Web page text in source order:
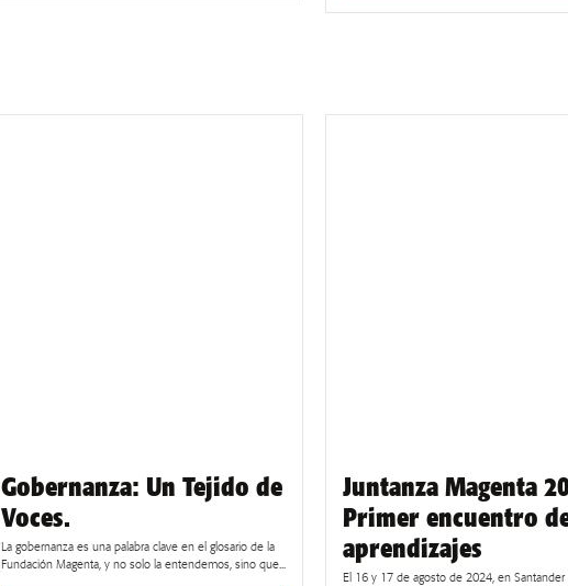
Gobernanza: Un Tejido de
Voces.
La gobernanza es una palabra clave en el glosario de la
Fundación Magenta, y no solo la entendemos, sino que...
Juntanza Magenta
Primer encuentro
aprendizajes
El 16 y 17 de agosto de 2024, en Santander